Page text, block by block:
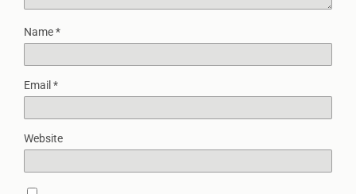
Name*
Email *
Website